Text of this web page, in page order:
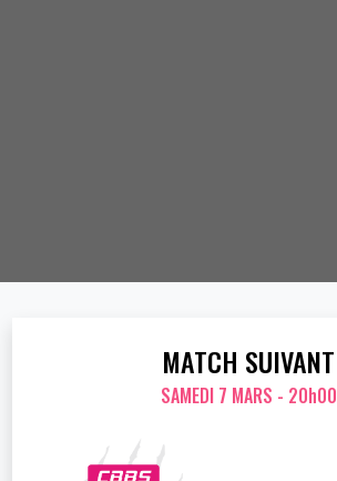
MATCH SUIVANT
SAMEDI 7 MARS - 20h00